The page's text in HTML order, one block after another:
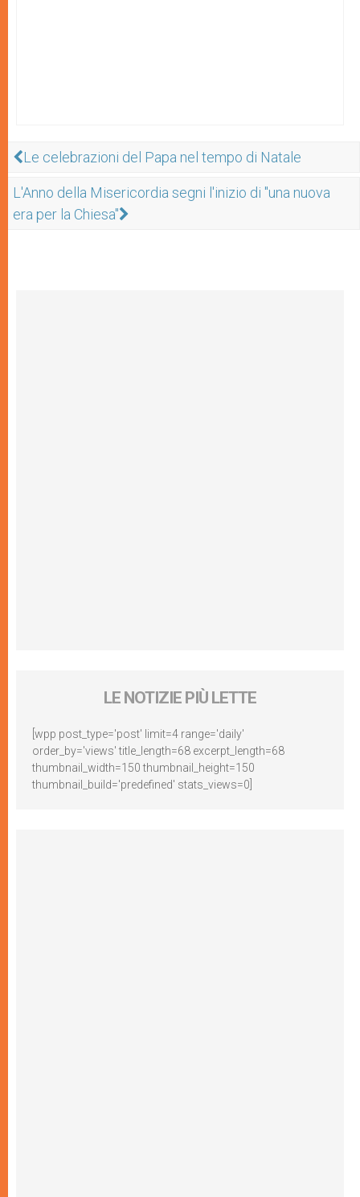
Le celebrazioni del Papa nel tempo di Natale
L'Anno della Misericordia segni l'inizio di "una nuova
era per la Chiesa"
LE NOTIZIE PIÙ LETTE
[wpp post_type='post' limit=4 range='daily'
order_by='views' title_length=68 excerpt_length=68
thumbnail_width=150 thumbnail_height=150
thumbnail_build='predefined' stats_views=0]